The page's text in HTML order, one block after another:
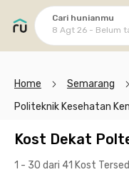
Cari hunianmu
8 Agt 26 - Belum
Home Semarang
Politeknik Kesehatan
Kost Dekat
1 - 30 dari 41 Kost